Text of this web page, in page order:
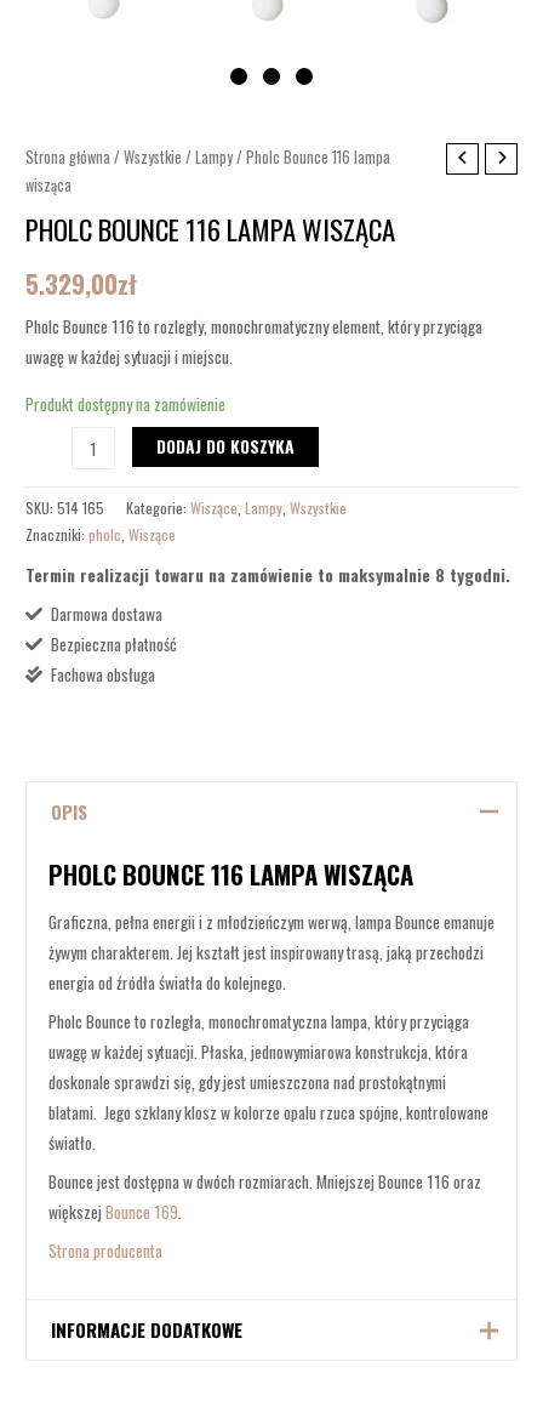
Strona główna /Wszystkie /Lampy/ Pholc Bounce 116 lampa
wisząca
PHOLC BOUNCE 116 LAMPA WISZĄCA
5.329,00zł
Pholc Bounce 116 to rozległy, monochromatyczny element, który przyciąga
uwagę w każdej sytuacji i miejscu.
Produkt dostępny na zamówienie
ilość
Pholc
Bounce
116
lampa
DODAJ DO KOSZYKA
SKU:514 165 Kategorie:Wiszące,Lampy,Wszystkie
Znaczniki:pholc,Wiszące
Termin realizacji towaru na zamówienie to maksymalnie 8 tygodni.
Darmowa dostawa
Bezpieczna płatność
Fachowa obsługa
OPIS
PHOLC BOUNCE 116 LAMPA WISZĄCA
Graficzna, pełna energii i z młodzieńczym werwą, lampa Bounce emanuje
żywym charakterem. Jej kształt jest inspirowany trasą, jaką przechodzi
energia od źródła światła do kolejnego.
Pholc Bounce to rozległa, monochromatyczna lampa, który przyciąga
uwagę w każdej sytuacji. Płaska, jednowymiarowa konstrukcja, która
doskonale sprawdzi się, gdy jest umieszczona nad prostokątnymi
blatami. Jego szklany klosz w kolorze opalu rzuca spójne, kontrolowane
światło.
Bounce jest dostępna w dwóch rozmiarach. Mniejszej Bounce 116 oraz
większej Bounce 169
Strona producenta
INFORMACJE DODATKOWE